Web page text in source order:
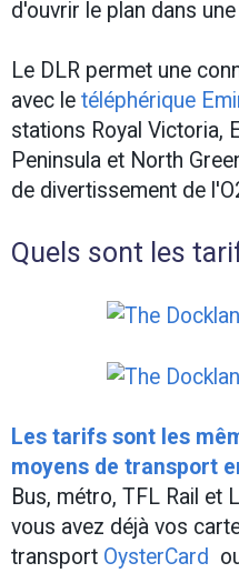
d'ouvrir le plan dans
Le DLR permet une
avec le téléphérique
stations Royal Victoria,
Peninsula et North
de divertissement de
Quels sont les
Les tarifs sont les
moyens de transport
Bus, métro, TFL Rail et
vous avez déjà vos
transport OysterCard